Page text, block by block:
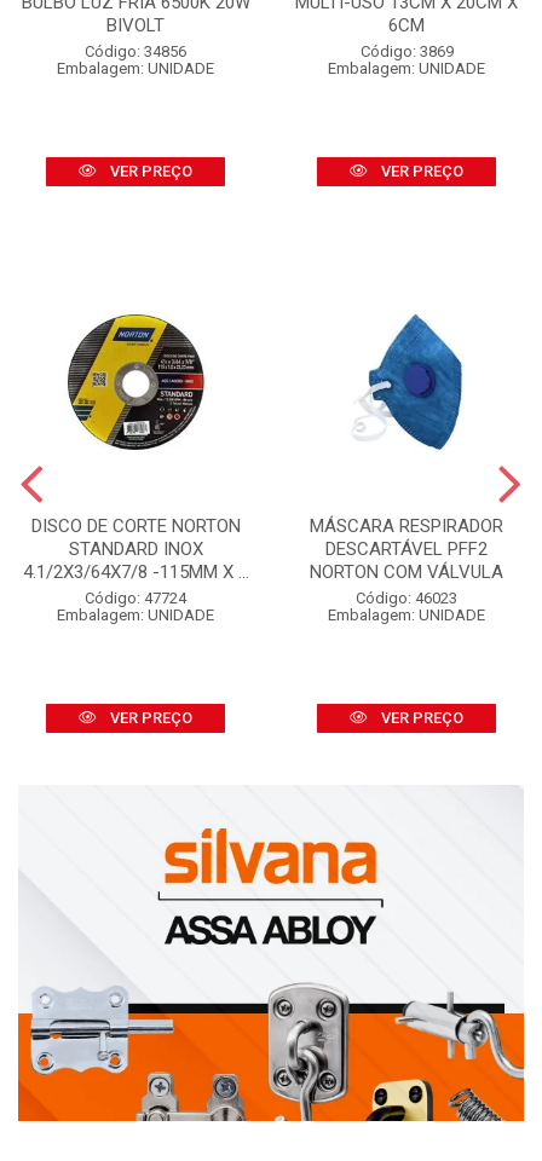
BIVOLT
Código: 34856
Embalagem: UNIDADE
VER PREÇO
6CM
Código: 3869
Embalagem: UNIDADE
VER PREÇO
DISCO DE CORTE NORTON
STANDARD INOX
4.1/2X3/64X7/8 -115MM X ...
Código: 47724
Embalagem: UNIDADE
VER PREÇO
MÁSCARA RESPIRADOR
DESCARTÁVEL PFF2
NORTON COM VÁLVULA
Código: 46023
Embalagem: UNIDADE
VER PREÇO